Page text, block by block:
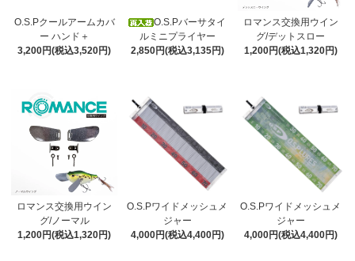
O.S.Pクールアームカバ
ー ハンド＋
3,200円(税込3,520円)
O.S.Pバーサタイ
ルミニプライヤー
2,850円(税込3,135円)
ロマンス交換用ウイン
グ/デットスロー
1,200円(税込1,320円)
ロマンス交換用ウイン
グ/ノーマル
1,200円(税込1,320円)
O.S.Pワイドメッシュメ
ジャー
4,000円(税込4,400円)
O.S.Pワイドメッシュメ
ジャー
4,000円(税込4,400円)